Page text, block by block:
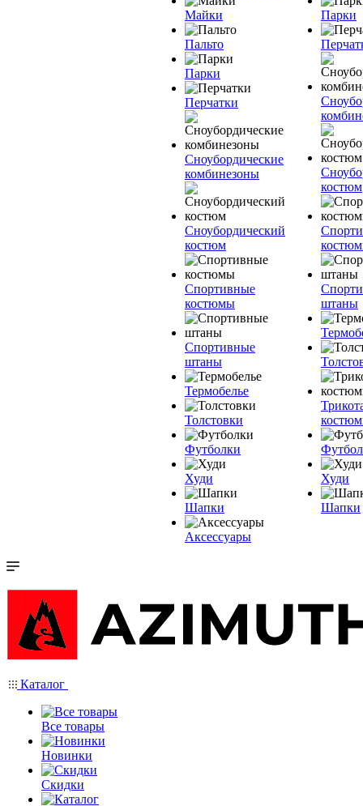
Майки
Пальто
Парки
Перчатки
Сноубордические
комбинезоны
Сноубордический
костюм
Спортивные
костюмы
Спортивные
штаны
Термобелье
Толстовки
Футболки
Худи
Шапки
Аксессуары
Парки
костюм
штаны
Худи
Шапки
Каталог
Все товары
Новинки
Скидки